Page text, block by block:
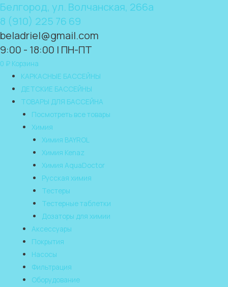
Белгород, ул. Волчанская, 266а
8 (910) 225 76 69
beladriel@gmail.com
9:00 - 18:00 | ПН-ПТ
0 ₽ Корзина
КАРКАСНЫЕ БАССЕЙНЫ
ДЕТСКИЕ БАССЕЙНЫ
ТОВАРЫ ДЛЯ БАССЕЙНА
Посмотреть все товары
Химия
Химия BAYROL
Химия Kenaz
Химия AquaDoctor
Русская химия
Тестеры
Тестерные таблетки
Дозаторы для химии
Аксессуары
Покрытия
Насосы
Фильтрация
Оборудование